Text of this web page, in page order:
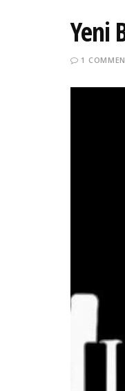
Yeni
1